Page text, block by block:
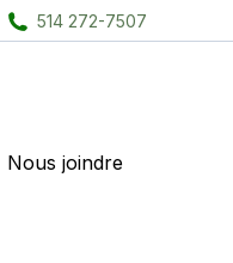
514 272-7507
Nous joindre